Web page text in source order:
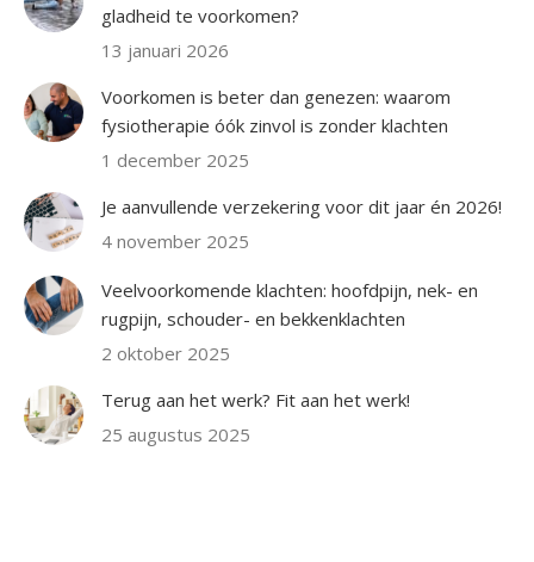
gladheid te voorkomen?
13 januari 2026
Voorkomen is beter dan genezen: waarom
fysiotherapie óók zinvol is zonder klachten
1 december 2025
Je aanvullende verzekering voor dit jaar én 2026!
4 november 2025
Veelvoorkomende klachten: hoofdpijn, nek- en
rugpijn, schouder- en bekkenklachten
2 oktober 2025
Terug aan het werk? Fit aan het werk!
25 augustus 2025